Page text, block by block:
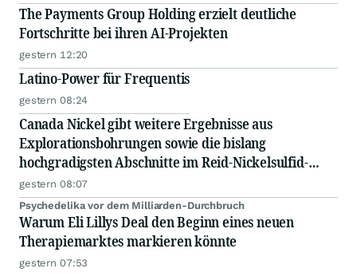
The Payments Group Holding erzielt deutliche
Fortschritte bei ihren AI-Projekten
gestern 12:20
Latino-Power für Frequentis
gestern 08:24
Canada Nickel gibt weitere Ergebnisse aus
Explorationsbohrungen sowie die bislang
hochgradigsten Abschnitte im Reid-Nickelsulfid-
Projekt bekannt
gestern 08:07
Psychedelika vor dem Milliarden-Durchbruch
Warum Eli Lillys Deal den Beginn eines neuen
Therapiemarktes markieren könnte
gestern 07:53